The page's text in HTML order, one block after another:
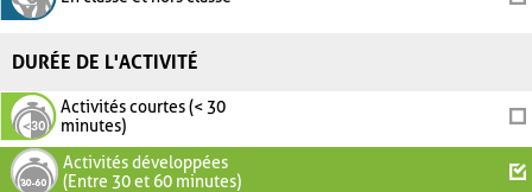
DURÉE DE L'ACTIVITÉ
Activités courtes (< 30
minutes)
Activités développées
(Entre 30 et 60 minutes)